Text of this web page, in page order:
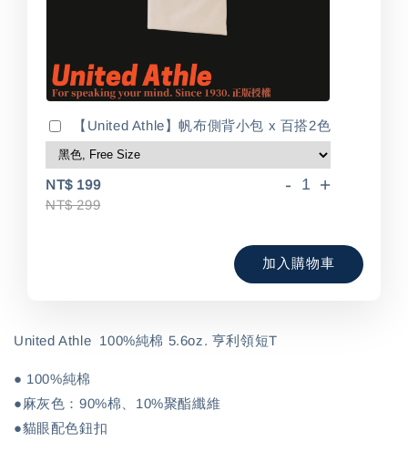
【United Athle】帆布側背小包 x 百搭2色
NT$ 199
NT$ 299
- +
加入購物車
United Athle  100%純棉 5.6oz. 亨利領短T
● 100%純棉
●麻灰色：90%棉、10%聚酯纖維
●貓眼配色鈕扣